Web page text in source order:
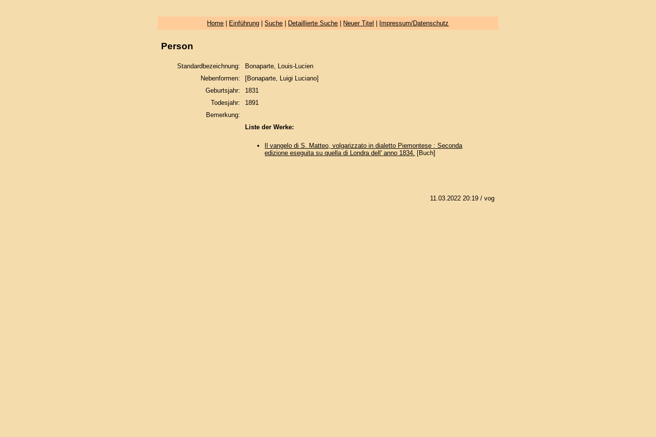
Home Einführung |Suche Detaillierte Suche Neuer Titel Impressum/Datenschutz
Person
Standardbezeichnung:
Bonaparte, Louis-Lucien
Nebenformen:
[Bonaparte, Luigi Luciano]
Geburtsjahr:
1831
Todesjahr:
1891
Bemerkung:
Liste der Werke:
Il vangelo di S. Matteo, volgarizzato in dialetto Piemontese : Seconda
edizione eseguita su quella di Londra dell' anno 1834. [Buch]
11.03.2022 20:19/ vog